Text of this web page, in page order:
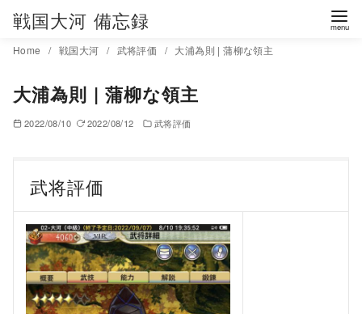
戦国大河 備忘録
Home 戦国大河 武将評価 大浦為則 | 蒲柳な領主
大浦為則 | 蒲柳な領主
2022/08/10 2022/08/12 武将評価
武将評価